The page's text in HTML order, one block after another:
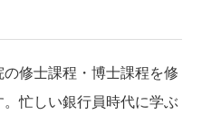
修士課程・博士課程を修
忙しい銀行員時代に学ぶ